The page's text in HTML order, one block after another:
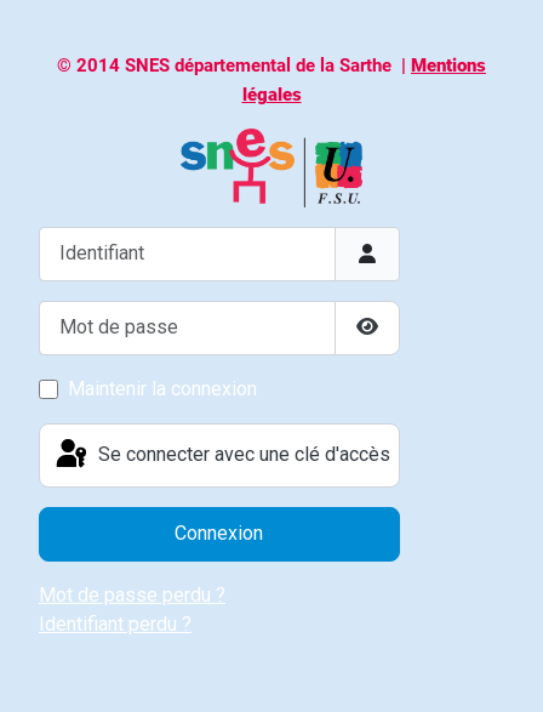
© 2014 SNES départemental de la Sarthe | Mentions
légales
Identifiant
Mot de passe
Afficher le mot de
Maintenir la connexion
Se connecter avec une clé d'accès
Connexion
Mot de passe perdu ?
Identifiant perdu ?